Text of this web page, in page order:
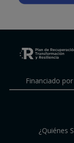
Financiado
¿Quiénes